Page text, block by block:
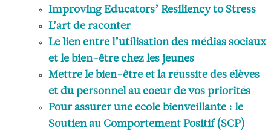
Improving Educators’ Resiliency to Stress
L’art de raconter
Le lien entre l’utilisation des médias sociaux
et le bien-être chez les jeunes
Mettre le bien-être et la réussite des élèves
et du personnel au coeur de vos priorités
Pour assurer une école bienveillante : le
Soutien au Comportement Positif (SCP)